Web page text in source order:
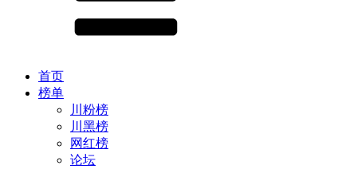
首页
榜单
川粉榜
川黑榜
网红榜
论坛